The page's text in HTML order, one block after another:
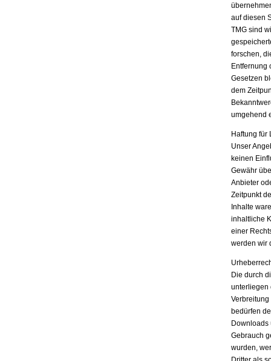
auf diesen
TMG sind
forschen,
Entfernung
Gesetzen
dem
umgehend
Haftung für
Unser
keinen
Gewähr
Anbieter
Zeitpunkt
Inhalte
inhaltliche
einer
werden wir
Die durch
unterliegen
bedürfen
Downloads
Gebrauch
wurden,